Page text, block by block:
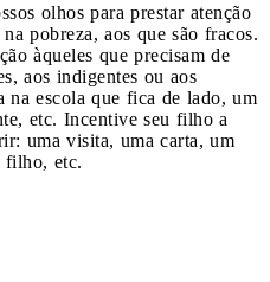
olhos para prestar atenção
pobreza, aos que são fracos.
àqueles que precisam de
aos indigentes ou aos
na escola que fica de lado, um
etc. Incentive seu filho a
uma visita, uma carta, um
filho, etc.